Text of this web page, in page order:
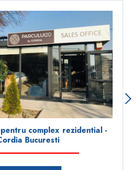
complex rezidential -
Bucuresti